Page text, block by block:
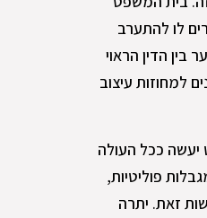
לו להתערב
בין הדין הראוי
למחוזות עיצוב
ככל העולה
פוליטיות,
זאת. יתרה